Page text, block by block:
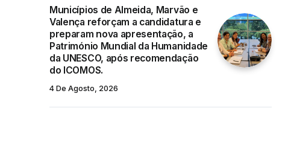
7 de Agosto, 2026
Municípios de Almeida, Marvão e
Valença reforçam a candidatura e
preparam nova apresentação, a
Património Mundial da Humanidade
da UNESCO, após recomendação
do ICOMOS.
4 De Agosto, 2026